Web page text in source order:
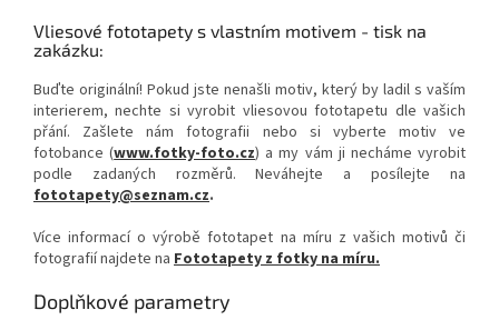
Vliesové fototapety s vlastním motivem - tisk na
zakázku:
Buďte originální! Pokud jste nenašli motiv, který by ladil s vaším
interierem, nechte si vyrobit vliesovou fototapetu dle vašich
přání. Zašlete nám fotografii nebo si vyberte motiv ve
fotobance (www.fotky-foto.cz) a my vám ji necháme vyrobit
podle zadaných rozměrů. Neváhejte a posílejte na
fototapety@seznam.cz.
Více informací o výrobě fototapet na míru z vašich motivů či
fotografií najdete na Fototapety z fotky na míru.
Doplňkové parametry